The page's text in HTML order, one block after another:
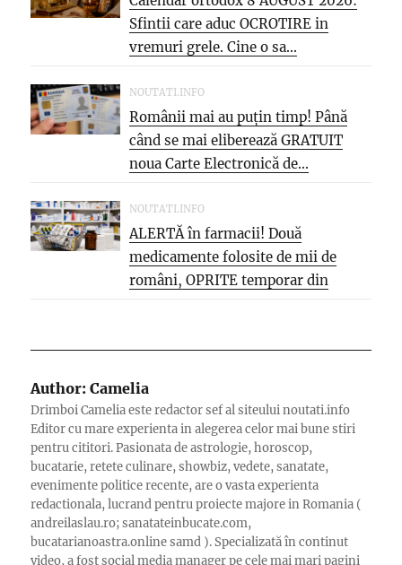
Sfintii care aduc OCROTIRE in
vremuri grele. Cine o sa...
NOUTATI.INFO
Românii mai au puțin timp! Până
când se mai eliberează GRATUIT
noua Carte Electronică de...
NOUTATI.INFO
ALERTĂ în farmacii! Două
medicamente folosite de mii de
români, OPRITE temporar din
vânzare. Motivul...
Author: Camelia
Drimboi Camelia este redactor sef al siteului noutati.info
Editor cu mare experienta in alegerea celor mai bune stiri
pentru cititori. Pasionata de astrologie, horoscop,
bucatarie, retete culinare, showbiz, vedete, sanatate,
evenimente politice recente, are o vasta experienta
redactionala, lucrand pentru proiecte majore in Romania (
andreilaslau.ro; sanatateinbucate.com,
bucatarianoastra.online samd ). Specializată în continut
video, a fost social media manager pe cele mai mari pagini